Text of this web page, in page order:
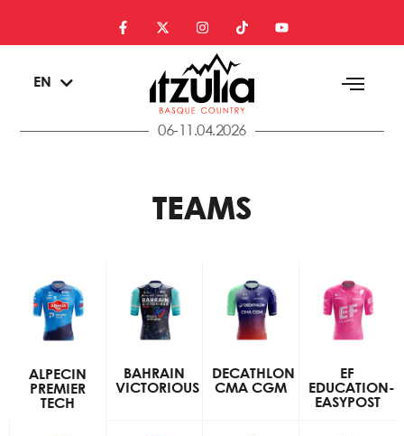
EN
EU
06-11.04.2026
TEAMS
ALPECIN
PREMIER
TECH
BAHRAIN
VICTORIOUS
DECATHLON
CMA CGM
EF
EDUCATION-
EASYPOST